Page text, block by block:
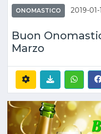
ONOMASTICO 2019-01-
Buon
Marzo